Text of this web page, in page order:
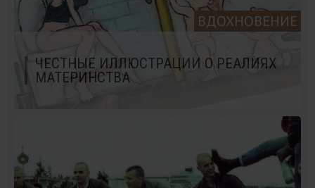
ВДОХНОВЕНИЕ
ЧЕСТНЫЕ ИЛЛЮСТРАЦИИ О РЕАЛИЯХ
МАТЕРИНСТВА